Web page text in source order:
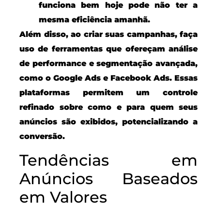
funciona bem hoje pode não ter a
mesma eficiência amanhã.
Além disso, ao criar suas campanhas, faça
uso de ferramentas que ofereçam análise
de performance e segmentação avançada,
como o Google Ads e Facebook Ads. Essas
plataformas permitem um controle
refinado sobre como e para quem seus
anúncios são exibidos, potencializando a
conversão.
Tendências em
Anúncios Baseados
em Valores